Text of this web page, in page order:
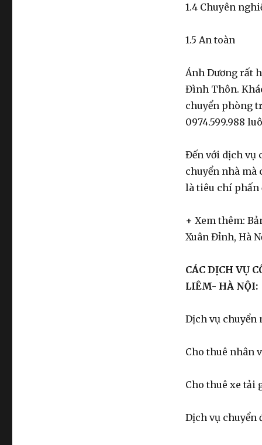
1.4 Chuyên
1.5 An toàn
Ánh Dương rất
Đình Thôn.
chuyển phòng
0974.599.988
Đến với dịch vụ
chuyển nhà mà
là tiêu chí phấn
+ Xem thêm:
Xuân Đỉnh, Hà
CÁC DỊCH VỤ
LIÊM- HÀ NỘI:
Dịch vụ chuyển
Cho thuê nhân
Cho thuê xe tải
Dịch vụ